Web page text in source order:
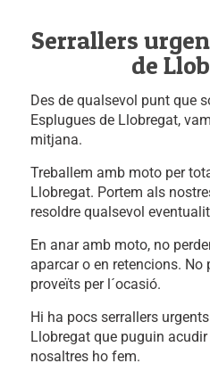
Serrallers
de
Des de qualsevol punt que
Esplugues de Llobregat, vam
mitjana.
Treballem amb moto per
Llobregat. Portem als
resoldre qualsevol
En anar amb moto, no
aparcar o en retencions. No
proveïts per l´ocasió.
Hi ha pocs serrallers
Llobregat que puguin
nosaltres ho fem.